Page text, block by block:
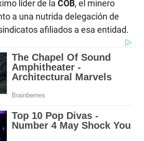
líder de la COB, el minero
a una nutrida delegación de
afiliados a esa entidad.